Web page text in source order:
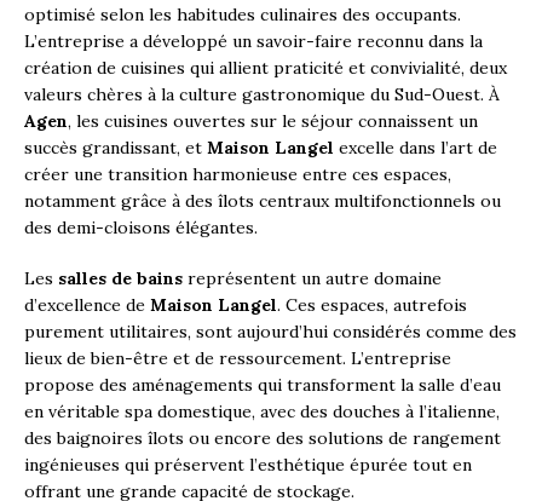
optimisé selon les habitudes culinaires des occupants.
L’entreprise a développé un savoir-faire reconnu dans la
création de cuisines qui allient praticité et convivialité, deux
valeurs chères à la culture gastronomique du Sud-Ouest. À
Agen, les cuisines ouvertes sur le séjour connaissent un
succès grandissant, et Maison Langel excelle dans l’art de
créer une transition harmonieuse entre ces espaces,
notamment grâce à des îlots centraux multifonctionnels ou
des demi-cloisons élégantes.
Les salles de bains représentent un autre domaine
d’excellence de Maison Langel. Ces espaces, autrefois
purement utilitaires, sont aujourd’hui considérés comme des
lieux de bien-être et de ressourcement. L’entreprise
propose des aménagements qui transforment la salle d’eau
en véritable spa domestique, avec des douches à l’italienne,
des baignoires îlots ou encore des solutions de rangement
ingénieuses qui préservent l’esthétique épurée tout en
offrant une grande capacité de stockage.